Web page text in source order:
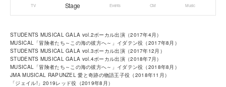
TV Stage Events CM Music
STUDENTS MUSICAL GALA vol.2ボーカル出演（2017年4月）
MUSICAL「冒険者たち～この海の彼方へ～」イダテン役（2017年8月）
STUDENTS MUSICAL GALA vol.3ボーカル出演（2017年12月）
STUDENTS MUSICAL GALA vol.4ボーカル出演（2018年7月）
MUSICAL「冒険者たち～この海の彼方へ～」イダテン役（2018年8月）
JMA MUSICAL RAPUNZEL 愛と奇跡の物語王子役（2018年11月）
「ジェイル!」2019レッド役（2019年8月）